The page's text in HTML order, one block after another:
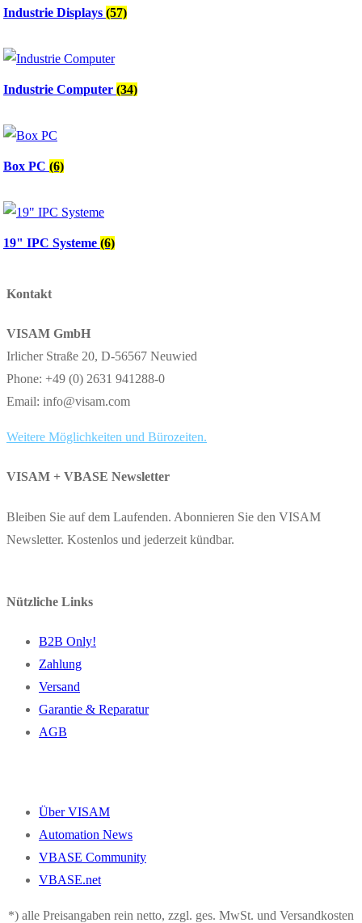
Industrie Displays (57)
Industrie Computer (34)
Box PC (6)
19" IPC Systeme (6)
Kontakt
VISAM GmbH
Irlicher Straße 20, D-56567 Neuwied
Phone: +49 (0) 2631 941288-0
Email: info@visam.com
Weitere Möglichkeiten und Bürozeiten.
VISAM + VBASE Newsletter
Bleiben Sie auf dem Laufenden. Abonnieren Sie den VISAM
Newsletter. Kostenlos und jederzeit kündbar.
Nützliche Links
B2B Only!
Zahlung
Versand
Garantie & Reparatur
AGB
Über VISAM
Automation News
VBASE Community
VBASE.net
*) alle Preisangaben rein netto, zzgl. ges. MwSt. und Versandkosten